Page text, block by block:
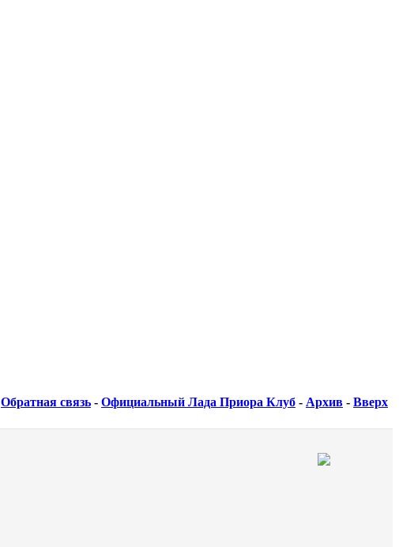
Обратная связь - Официальный Лада Приора Клуб - Архив - Вверх